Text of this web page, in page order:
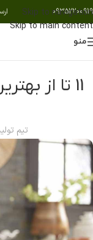
Skip to navigation
Skip to main content
09352200919 ارسال به سراسر کشور 🚚
منو
11 تا از
تیم